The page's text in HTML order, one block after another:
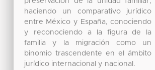
haciendo un comparativo jurídico
entre México y España, conociendo
y reconociendo a la figura de la
familia y la migración como un
binomio trascendente en el ámbito
jurídico internacional y nacional.